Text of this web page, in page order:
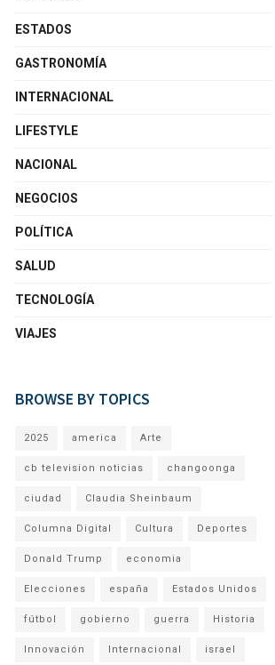
ESTADOS
GASTRONOMÍA
INTERNACIONAL
LIFESTYLE
NACIONAL
NEGOCIOS
POLÍTICA
SALUD
TECNOLOGÍA
VIAJES
BROWSE BY TOPICS
2025 america Arte
cb television noticias changoonga
ciudad Claudia Sheinbaum
Columna Digital Cultura Deportes
Donald Trump economia
Elecciones españa Estados Unidos
fútbol gobierno guerra Historia
Innovación Internacional israel